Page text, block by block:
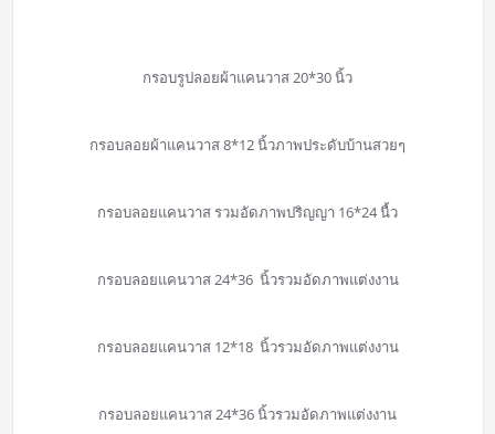
กรอบรูปลอยผ้าแคนวาส 20*30 นิ้ว
กรอบลอยผ้าแคนวาส 8*12 นิ้วภาพประดับบ้านสวยๆ
กรอบลอยแคนวาส รวมอัดภาพปริญญา 16*24 นื้ว
กรอบลอยแคนวาส 24*36 นิ้วรวมอัดภาพแต่งงาน
กรอบลอยแคนวาส 12*18 นิ้วรวมอัดภาพแต่งงาน
กรอบลอยแคนวาส 24*36 นิ้วรวมอัดภาพแต่งงาน